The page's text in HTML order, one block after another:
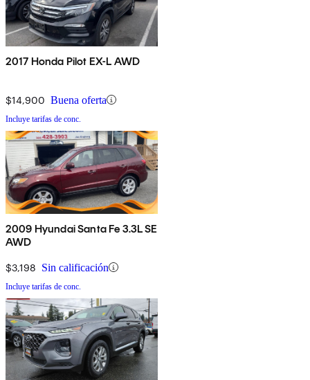
2017 Honda Pilot EX-L AWD
$14,900 Buena oferta
Incluye tarifas de conc.
2009 Hyundai Santa Fe 3.3L SE
AWD
$3,198 Sin calificación
Incluye tarifas de conc.